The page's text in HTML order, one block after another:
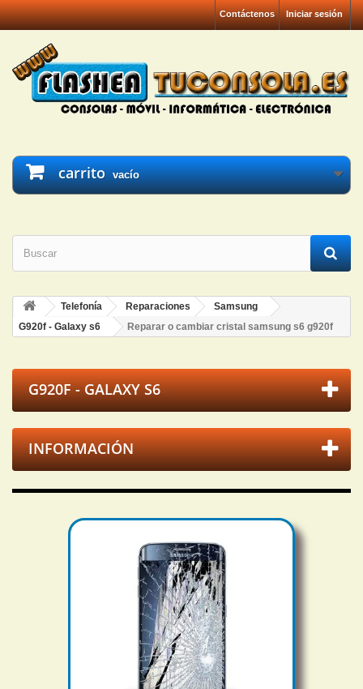
Iniciar sesión
Contáctenos
carrito vacío
Telefonía Reparaciones
Samsung
G920f - Galaxy s6
Reparar o cambiar cristal samsung s6 g920f
G920F - GALAXY S6
INFORMACIÓN